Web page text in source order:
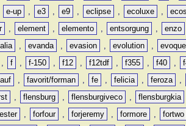
e-up , e3 , e9 , eclipse , ecoluxe ,
, element , elemento , entsorgung , enzo
, evanda , evasion , evolution , evoque
, f , f-150 , f12 , f12tdf , f355 , f40 ,
, favorit/forman , fe , felicia , feroza ,
, flensburg , flensburgiveco , flensburgkia
, forfour , forjeremy , formore , fortwo